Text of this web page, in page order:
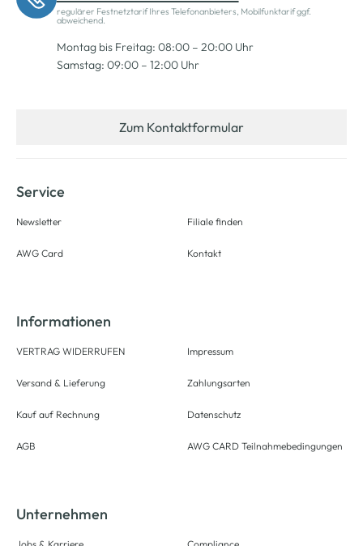
regulärer Festnetztarif Ihres Telefonanbieters, Mobilfunktarif ggf.
abweichend.
Montag bis Freitag: 08:00 – 20:00 Uhr
Samstag: 09:00 – 12:00 Uhr
Zum Kontaktformular
Service
Newsletter
AWG Card
Filiale finden
Kontakt
Informationen
VERTRAG WIDERRUFEN
Versand & Lieferung
Kauf auf Rechnung
AGB
Impressum
Zahlungsarten
Datenschutz
AWG CARD Teilnahmebedingungen
Unternehmen